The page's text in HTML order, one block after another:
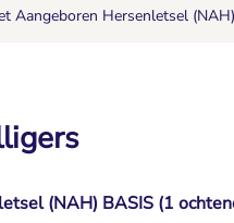
Aangeboren Hersenletsel
(NAH) BASIS (1